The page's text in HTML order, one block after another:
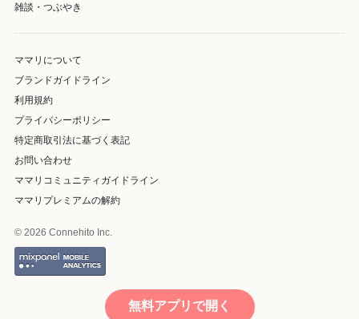
雑談・つぶやき
ママリについて
ブランドガイドライン
利用規約
プライバシーポリシー
特定商取引法に基づく表記
お問い合わせ
ママリコミュニティガイドライン
ママリプレミアムの解約
© 2026 Connehito Inc.
無料アプリで開く